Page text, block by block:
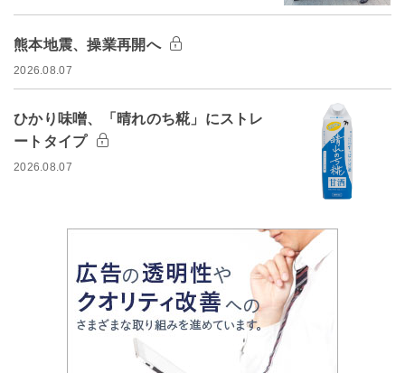
熊本地震、操業再開へ
2026.08.07
ひかり味噌、「晴れのち糀」にストレ
ートタイプ
2026.08.07